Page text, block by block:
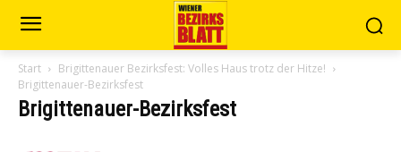
Start
Brigittenauer Bezirksfest: Volles Haus trotz der Hitze!
Brigittenauer-Bezirksfest
Brigittenauer-Bezirksfest